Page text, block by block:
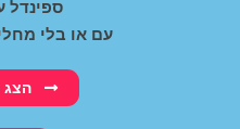
ספינדל עד
עם או בלי
הצג